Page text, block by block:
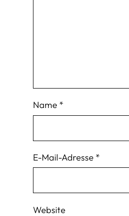
Name *
E-Mail-Adresse *
Website